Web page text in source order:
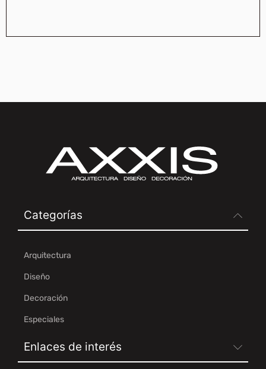
Categorías
Arquitectura
Diseño
Decoración
Especiales
Enlaces de interés